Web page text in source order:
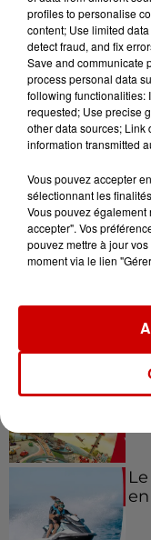
Jeux
profiles to personalise
content; Use limited
detect fraud, and fix
Save and communicate
process personal data
following functionalities:
requested; Use precise
other data sources; Link
information transmitted
Vous pouvez accepter
sélectionnant les
Vous pouvez
accepter". Vos
pouvez mettre à jour
moment via le lien